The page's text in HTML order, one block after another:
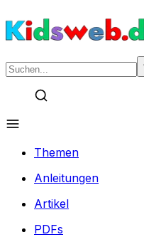
Themen
Anleitungen
Artikel
PDFs